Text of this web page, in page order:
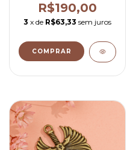
R$190,00
3 x de R$63,33 sem juros
COMPRAR